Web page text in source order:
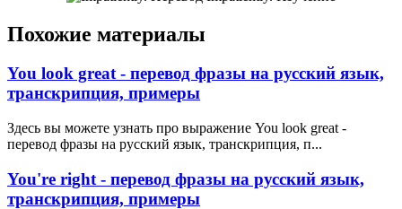
Похожие материалы
You look great - перевод фразы на русский язык,
транскрипция, примеры
Здесь вы можете узнать про выражение You look great -
перевод фразы на русский язык, транскрипция, п...
You're right - перевод фразы на русский язык,
транскрипция, примеры